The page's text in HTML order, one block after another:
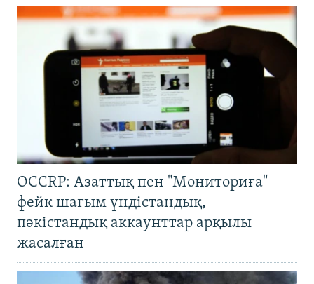
OCCRP: Азаттық пен "Мониториға"
фейк шағым үндістандық,
пәкістандық аккаунттар арқылы
жасалған